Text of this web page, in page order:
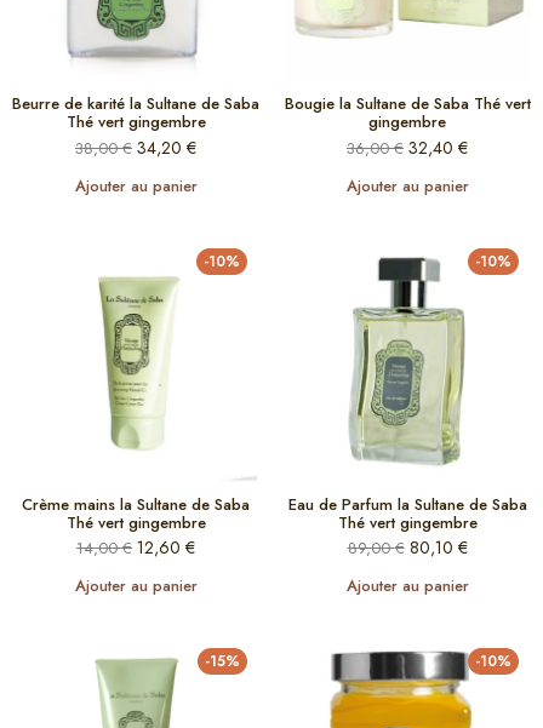
Beurre de karité la Sultane de Saba
Thé vert gingembre
38,00€ 34,20 €
Ajouter au panier
Bougie la Sultane de Saba Thé vert
gingembre
36,00€ 32,40 €
Ajouter au panier
-10%
Crème mains la Sultane de Saba
Thé vert gingembre
14,00€ 12,60 €
Ajouter au panier
-10%
Eau de Parfum la Sultane de Saba
Thé vert gingembre
89,00€ 80,10 €
Ajouter au panier
-15% -10%